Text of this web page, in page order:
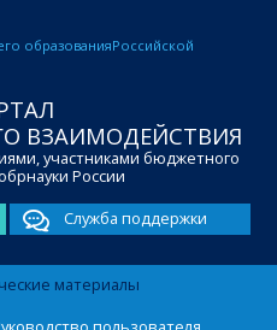
образованияРоссийской
ВЗАИМОДЕЙСТВИЯ
участниками бюджетного
России
Служба поддержки
материалы